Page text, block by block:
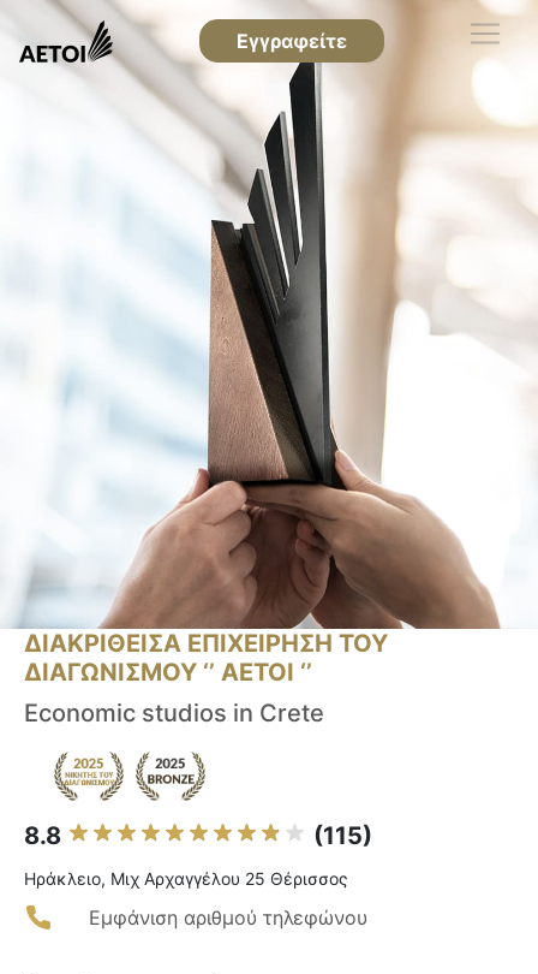
Εγγραφείτε
ΔΙΑΚΡΙΘΕΙΣΑ ΕΠΙΧΕΙΡΗΣΗ ΤΟΥ
ΔΙΑΓΩΝΙΣΜΟΥ ‘’ ΑΕΤΟΙ ‘’
Economic studios in Crete
8.8 (115)
Ηράκλειο, Μιχ Αρχαγγέλου 25 Θέρισσος
Εμφάνιση αριθμού τηλεφώνου